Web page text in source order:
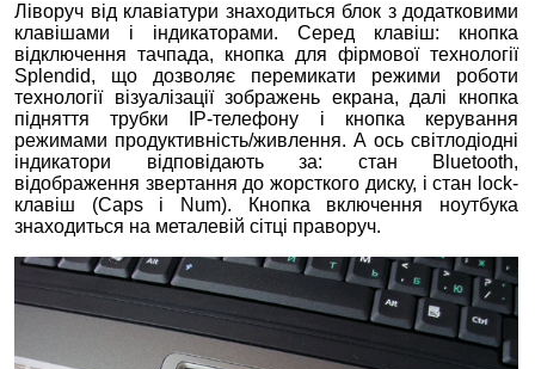
Ліворуч від клавіатури знаходиться блок з додатковими
клавішами і індикаторами. Серед клавіш: кнопка
відключення тачпада, кнопка для фірмової технології
Splendid, що дозволяє перемикати режими роботи
технології візуалізації зображень екрана, далі кнопка
підняття трубки IP-телефону і кнопка керування
режимами продуктивність/живлення. А ось світлодіодні
індикатори відповідають за: стан Bluetooth,
відображення звертання до жорсткого диску, і стан lock-
клавіш (Caps і Num). Кнопка включення ноутбука
знаходиться на металевій сітці праворуч.